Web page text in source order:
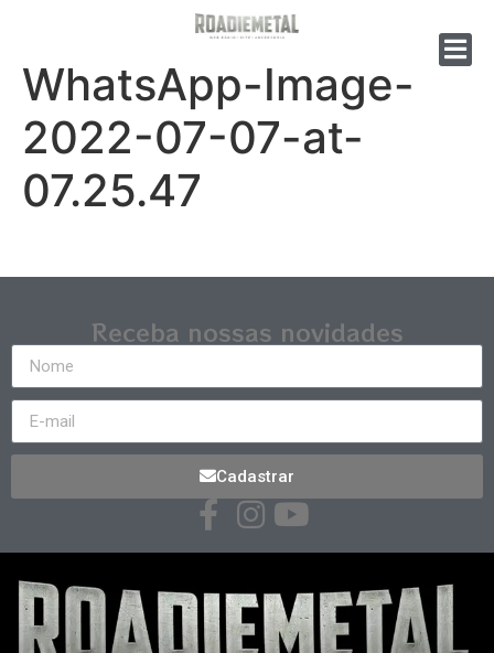
WhatsApp-Image-
2022-07-07-at-
07.25.47
Receba nossas novidades
Cadastrar